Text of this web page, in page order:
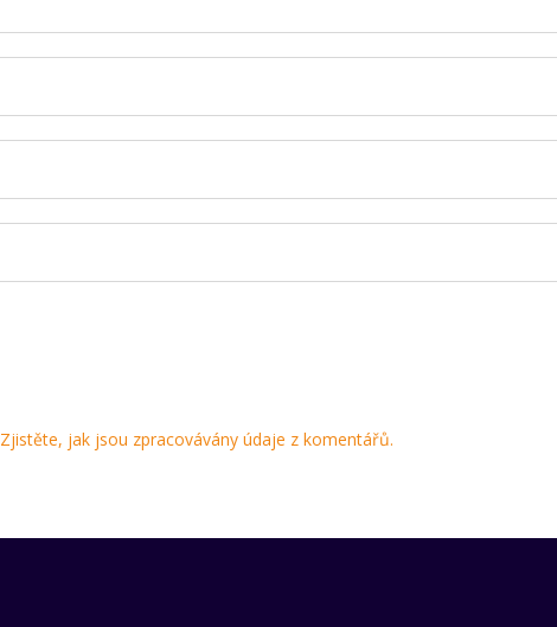
Zjistěte, jak jsou zpracovávány údaje z komentářů.